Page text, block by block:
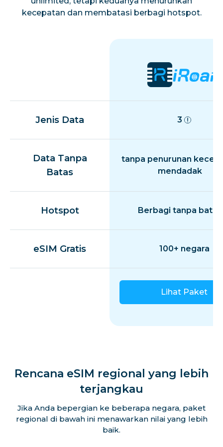
kecepatan dan membatasi berbagi hotspot.
Jenis Data 3
Data Tanpa
Batas
tanpa penurunan
mendadak
Hotspot Berbagi tanpa batas
eSIM Gratis 100+ negara
Lihat Paket
Rencana eSIM regional yang lebih
terjangkau
Jika Anda bepergian ke beberapa negara, paket
regional di bawah ini menawarkan nilai yang lebih
baik.